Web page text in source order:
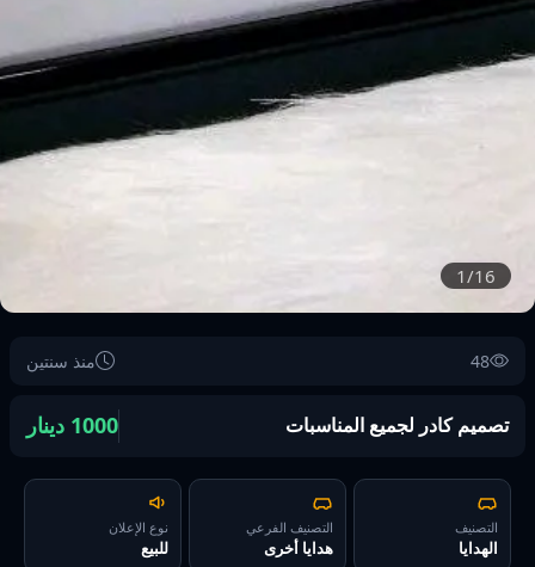
1/16
48 منذ سنتين
تصميم كادر لجميع المناسبات 1000 دينار
التصنيف
الهدايا
التصنيف الفرعي
هدايا أخرى
نوع الإعلان
للبيع